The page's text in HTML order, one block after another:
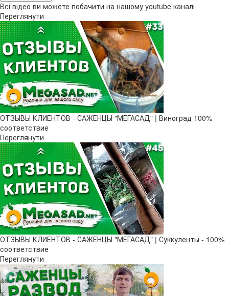
Всі відео ви можете побачити на нашому youtube каналі
Переглянути
ОТЗЫВЫ КЛИЕНТОВ - САЖЕНЦЫ "МЕГАСАД" | Виноград 100%
соответствие
Переглянути
ОТЗЫВЫ КЛИЕНТОВ - САЖЕНЦЫ "МЕГАСАД" | Суккуленты - 100%
соответствие
Переглянути